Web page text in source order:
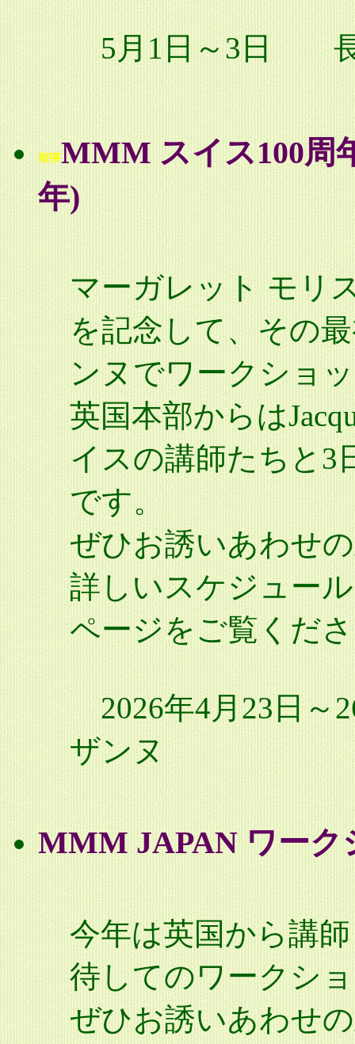
5月1日～3日
MMM スイス100周
年)
マーガレット モリ
を記念して、その
ンヌでワークショ
英国本部からは
イスの講師たちと3
です。
ぜひお誘いあわせ
詳しいスケジュー
ページをご覧くだ
2026年4月23日
ザンヌ
MMM JAPAN ワーク
今年は英国から講師
待してのワークシ
ぜひお誘いあわせ